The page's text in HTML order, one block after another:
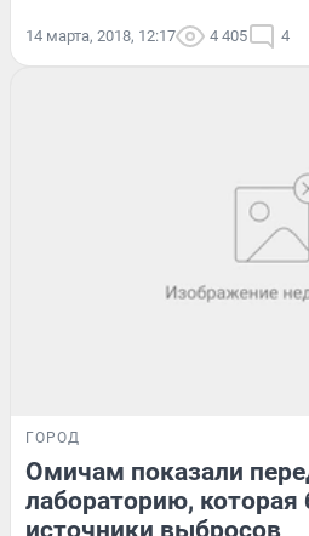
14 марта, 2018, 12:17 4 405 4
ГОРОД
Омичам показали
лабораторию, которая
источники выбросов